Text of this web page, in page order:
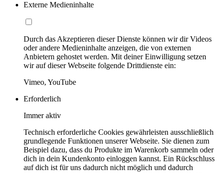
Externe Medieninhalte
Durch das Akzeptieren dieser Dienste können wir dir Videos
oder andere Medieninhalte anzeigen, die von externen
Anbietern gehostet werden. Mit deiner Einwilligung setzen
wir auf dieser Webseite folgende Drittdienste ein:
Vimeo, YouTube
Erforderlich
Immer aktiv
Technisch erforderliche Cookies gewährleisten ausschließlich
grundlegende Funktionen unserer Webseite. Sie dienen zum
Beispiel dazu, dass du Produkte im Warenkorb sammeln oder
dich in dein Kundenkonto einloggen kannst. Ein Rückschluss
auf dich ist für uns dadurch nicht möglich und dadurch